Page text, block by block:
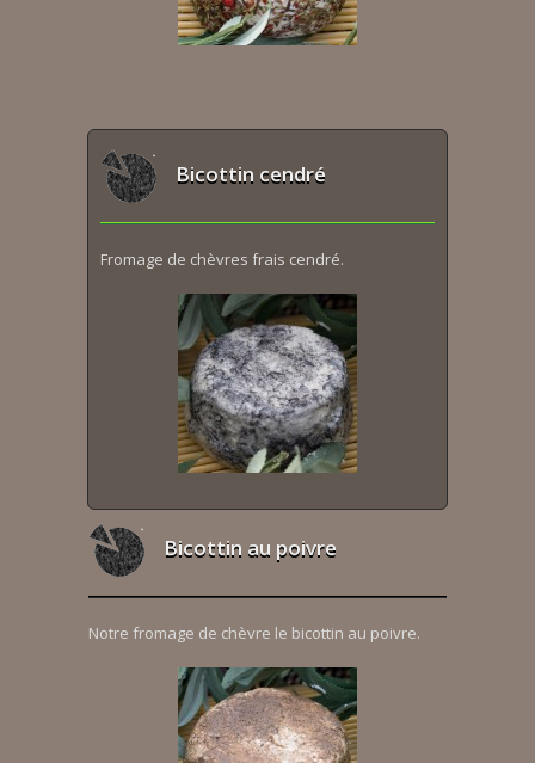
Bicottin cendré
Fromage de chèvres frais cendré.
Bicottin au poivre
Notre fromage de chèvre le bicottin au poivre.